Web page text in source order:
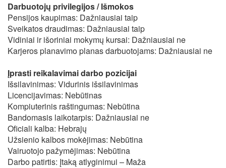
Darbuotojų privilegijos / Išmokos
Pensijos kaupimas: Dažniausiai taip
Sveikatos draudimas: Dažniausiai taip
Vidiniai ir išoriniai mokymų kursai: Dažniausiai ne
Karjeros planavimo planas darbuotojams: Dažniausiai ne
Įprasti reikalavimai darbo pozicijai
Išsilavinimas: Vidurinis išsilavinimas
Licencijavimas: Nebūtinas
Kompiuterinis raštingumas: Nebūtina
Bandomasis laikotarpis: Dažniausiai ne
Oficiali kalba: Hebrajų
Užsienio kalbos mokėjimas: Nebūtina
Vairuotojo pažymėjimas: Nebūtina
Darbo patirtis: Įtaką atlyginimui – Maža